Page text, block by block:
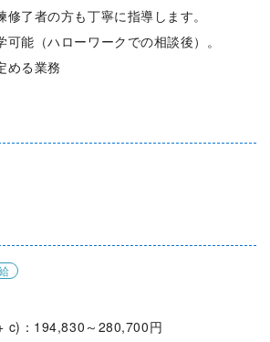
了者の方も丁寧に指導します。
可能（ハローワークでの相談後）。
める業務
c)：194,830～280,700円